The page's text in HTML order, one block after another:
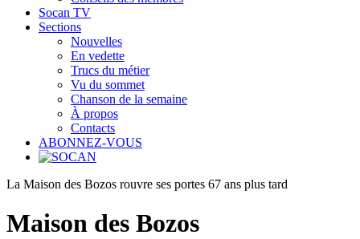
Socan TV
Sections
Nouvelles
En vedette
Trucs du métier
Vu du sommet
Chanson de la semaine
À propos
Contacts
ABONNEZ-VOUS
La Maison des Bozos rouvre ses portes 67 ans plus tard
Maison des Bozos